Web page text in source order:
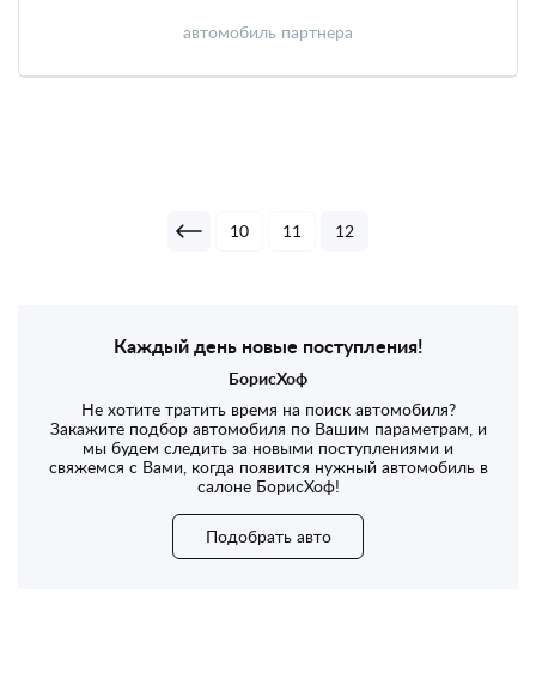
автомобиль партнера
10 11 12
Каждый день новые поступления!
БорисХоф
Не хотите тратить время на поиск автомобиля?
Закажите подбор автомобиля по Вашим параметрам, и
мы будем следить за новыми поступлениями и
свяжемся с Вами, когда появится нужный автомобиль в
салоне БорисХоф!
Подобрать авто